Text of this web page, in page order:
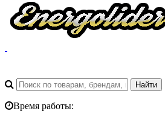
Время работы: